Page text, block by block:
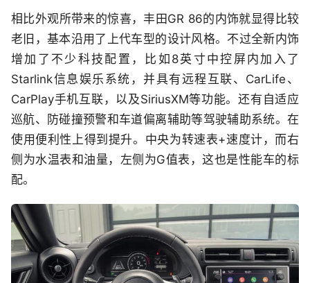
相比外观所带来的惊喜，丰田GR 86的内饰就显得比较
老旧，基本沿用了上代车型的设计风格。不过全新内饰
增加了不少科技配置，比如8英寸中控屏内加入了
Starlink信息娱乐系统，并具有远程互联、CarLife、
CarPlay手机互联，以及SiriusXM等功能。还有自适应
巡航、防碰撞预警和车道偏离辅助等驾驶辅助系统。在
使用便利性上得到提升。中央为转速表+速度计，而右
侧为水温表和油量，左侧为G值表，这也是性能车的标
配。